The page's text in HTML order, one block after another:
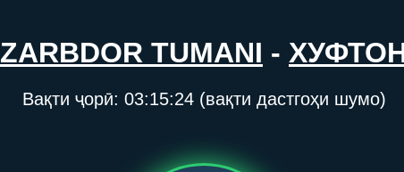
ZARBDOR TUMANI -
Вақти ҷорӣ: 03:15:24(вақти дастгоҳи шумо)